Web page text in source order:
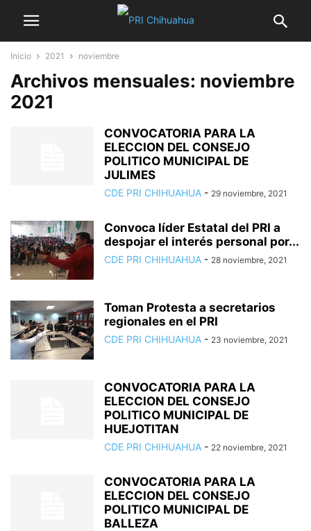
Inicio 2021 noviembre
Archivos mensuales: noviembre
2021
CONVOCATORIA PARA LA
ELECCION DEL CONSEJO
POLITICO MUNICIPAL DE
JULIMES
CDE PRI CHIHUAHUA - 29 noviembre, 2021
Convoca líder Estatal del PRI a
despojar el interés personal por...
CDE PRI CHIHUAHUA - 28 noviembre, 2021
Toman Protesta a secretarios
regionales en el PRI
CDE PRI CHIHUAHUA - 23 noviembre, 2021
CONVOCATORIA PARA LA
ELECCION DEL CONSEJO
POLITICO MUNICIPAL DE
HUEJOTITAN
CDE PRI CHIHUAHUA - 22 noviembre, 2021
CONVOCATORIA PARA LA
ELECCION DEL CONSEJO
POLITICO MUNICIPAL DE
BALLEZA